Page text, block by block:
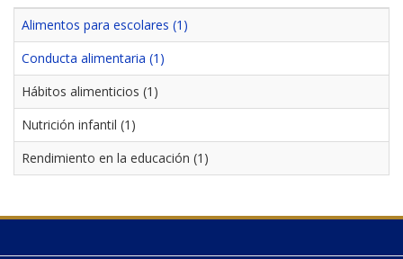
Alimentos para escolares (1)
Conducta alimentaria (1)
Hábitos alimenticios (1)
Nutrición infantil (1)
Rendimiento en la educación (1)